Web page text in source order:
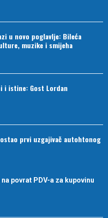
u novo poglavlje: Bileća
muzike i smijeha
i istine: Gost Lordan
prvi uzgajivač autohtonog
povrat PDV-a za kupovinu